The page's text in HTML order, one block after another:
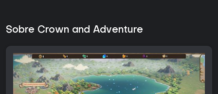
Sobre Crown and Adventure